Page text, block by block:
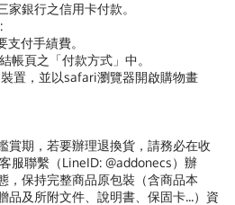
銀行之信用卡付款。
支付手績費。
帳頁之「付款方式」中。
置，並以safari瀏覽器開啟購物畫
賞期，若要辦理退換貨，請務必在收
服聯繫（LineID: @addonecs）辦
，保持完整商品原包裝（含商品本
品及所附文件、說明書、保固卡...）資